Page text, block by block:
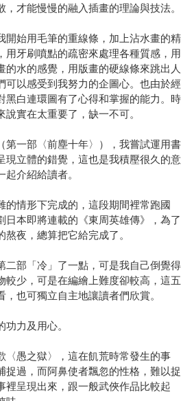
，才能慢慢的融入插畫的理論與技法。
開始用毛筆的重線條，加上沾水畫的精
用牙刷噴點的疏密來處理各種質感，用
的水的感覺，用版畫的硬線條來跳出人
可以感受到我努力的企圖心。也由於經
黑白連環圖有了心得和掌握的能力。時
實在太重要了，缺一不可。
第一部〈前塵十年〉），我嘗試運用書
現立體的錯覺，這也是我積壓很久的意
介紹給讀者。
的情形下完成的，這段期間裡常跑國
日本即將連載的《東周英雄傳》，為了
夜，總算把它給完成了。
二部「冷」了一點，可是我自己倒覺得
較少，可是在編繪上難度卻較高，這五
也可獨立自主地讓讀者們欣賞。
力及用心。
〈愚之獄〉，這在飢荒時常發生的事
捉過，而阿鼻使者飄忽的性格，難以捉
裡呈現出來，跟一般武俠作品比較起